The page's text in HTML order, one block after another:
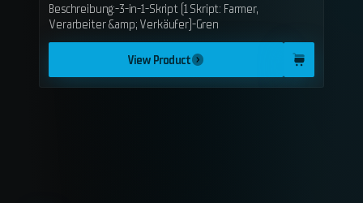
Beschreibung:-3-in-1-Skript (1 Skript: Farmer,
Verarbeiter &amp; Verkäufer)-Gren
View Product